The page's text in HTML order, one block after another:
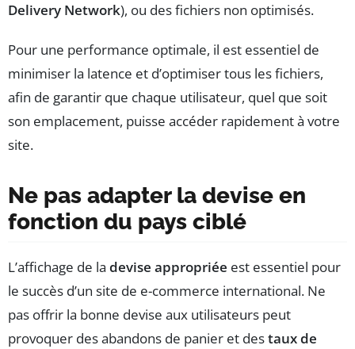
Delivery Network), ou des fichiers non optimisés.
Pour une performance optimale, il est essentiel de
minimiser la latence et d’optimiser tous les fichiers,
afin de garantir que chaque utilisateur, quel que soit
son emplacement, puisse accéder rapidement à votre
site.
Ne pas adapter la devise en
fonction du pays ciblé
L’affichage de la devise appropriée est essentiel pour
le succès d’un site de e-commerce international. Ne
pas offrir la bonne devise aux utilisateurs peut
provoquer des abandons de panier et destaux de